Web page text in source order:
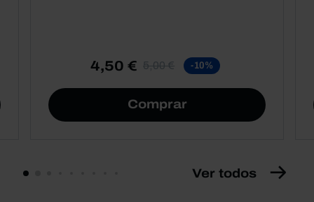
4,50 € 5,00 € -10%
Comprar
Ver todos